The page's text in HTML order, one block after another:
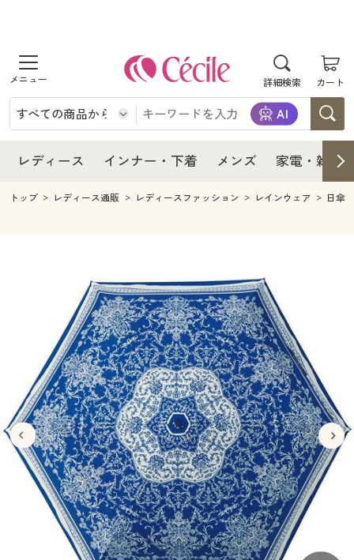
詳細検索 カート
商品を探す
レディース
レディースファッション
インナー・下着
インナー・下着通販すべて
ジュニア・ティーンズ下着
メンズ
メンズファッション
メンズ下着
家電・雑貨すべて
キッチン・雑貨・日用品
寝具・インテリア・家具
寝具・インテリア・家具通販すべて
家具・収納
寝具・ベッド
カーテン・ラグ・ファブリック
美容・健康
美容・健康通販すべて
美容・健康・サプリメント
制服・スクール
制服・スクールすべて
制服・学生服
ジュニア・ティーンズ下着
大きいサイズ
大きいサイズ通販すべて
大きいサイズ レディース服
大きいサイズ レディース下着
バーゲン
バーゲンセール
シークレットセール
詳細検索
商品カテゴリ一覧
レディース インナー・下着 メンズ 家電・雑貨
レディース
レディース通販すべて
レディースファッション
インナー・下着
インナー・下着通販すべて
ジュニア・ティーンズ下着
メンズ
キッチン・雑貨・日用品
寝具・インテリア・家具通販すべて
家具・収納
寝具・ベッド
カーテン・ラグ・ファブリック
美容・健康通販すべて
美容・健康・サプリメント
制服・スクール
制服・スクールすべて
制服・学生服
ジュニア・ティーンズ下着
大きいサイズ
大きいサイズ通販すべて
大きいサイズ レディース服
大きいサイズ レディース下着
大きいサイズ メンズ
バーゲン
バーゲンセール
シークレットセール
詳細検索
商品カテゴリ一覧
カタログ
トップ レディース通販 レディースファッション レインウェア 日傘